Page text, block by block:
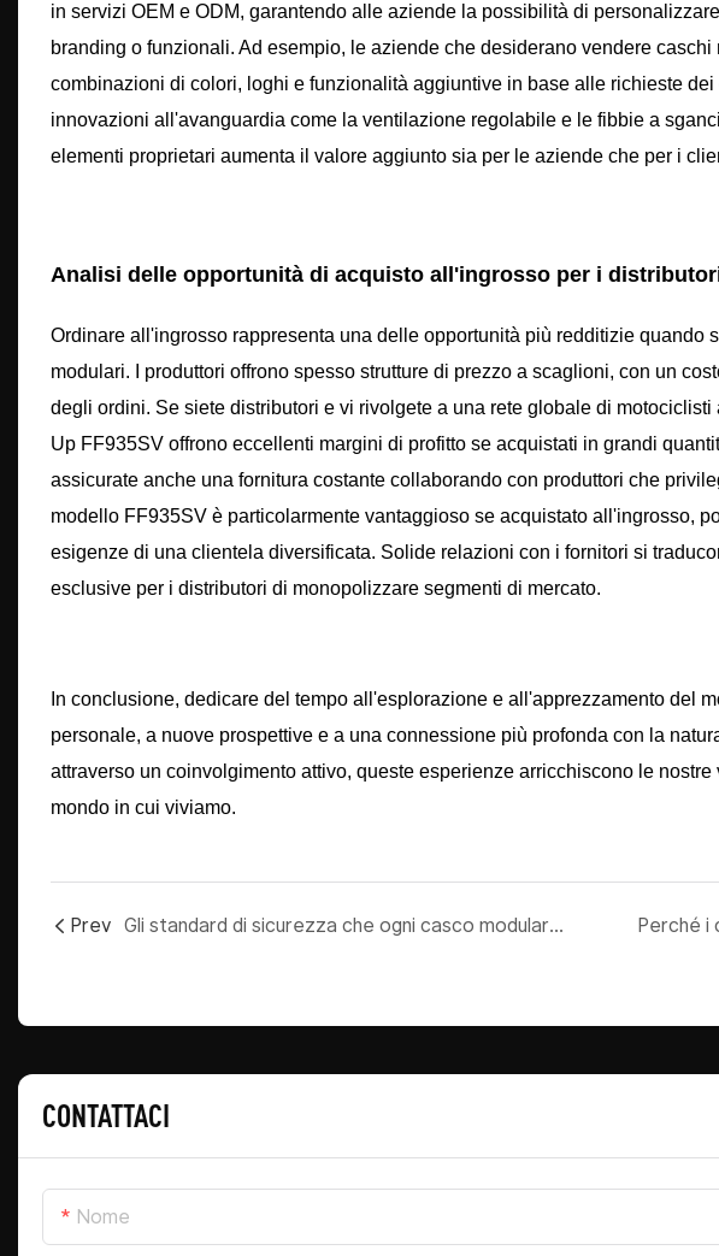
in servizi OEM e ODM, garantendo alle aziende la possibilità di
branding o funzionali. Ad esempio, le aziende che desiderano vendere
combinazioni di colori, loghi e funzionalità aggiuntive in base alle richieste
innovazioni all'avanguardia come la ventilazione regolabile e le fibbie a
elementi proprietari aumenta il valore aggiunto sia per le aziende che per i
Analisi delle opportunità di acquisto all'ingrosso per i
Ordinare all'ingrosso rappresenta una delle opportunità più redditizie quando
modulari. I produttori offrono spesso strutture di prezzo a scaglioni, con un
degli ordini. Se siete distributori e vi rivolgete a una rete globale di
Up FF935SV offrono eccellenti margini di profitto se acquistati in grandi
assicurate anche una fornitura costante collaborando con produttori che
modello FF935SV è particolarmente vantaggioso se acquistato all'ingrosso,
esigenze di una clientela diversificata. Solide relazioni con i fornitori si
esclusive per i distributori di monopolizzare segmenti di mercato.
In conclusione, dedicare del tempo all'esplorazione e all'apprezzamento del
personale, a nuove prospettive e a una connessione più profonda con la
attraverso un coinvolgimento attivo, queste esperienze arricchiscono le
mondo in cui viviamo.
Prev Gli standard di sicurezza che ogni casco modulare dovrebbe rispettare
CONTATTACI
Nome